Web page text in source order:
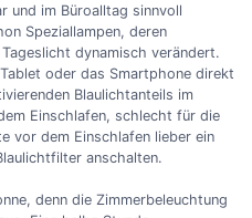
und im Büroalltag sinnvoll
Speziallampen, deren
dynamisch verändert.
oder das Smartphone direkt
Blaulichtanteils im
Einschlafen, schlecht für die
vor dem Einschlafen lieber ein
anschalten.
denn die Zimmerbeleuchtung